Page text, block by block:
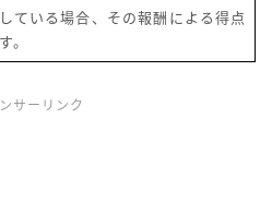
ている場合、その報酬による得点
。
サーリンク